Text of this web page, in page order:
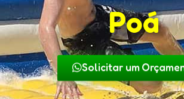
Poá
Solicitar um